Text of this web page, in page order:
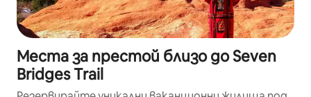
Места за престой близо до Seven
Bridges Trail